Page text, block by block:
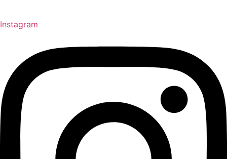
Instagram